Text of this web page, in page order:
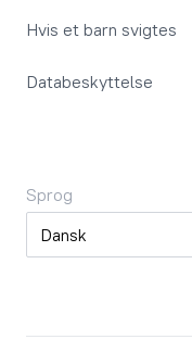
Hvis et barn svigtes
Databeskyttelse
Sprog
Sprog